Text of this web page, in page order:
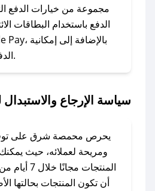
الرسائل الخاصة على تويتر
وسنقوم بحل
مراسلتنا مباشرة وسنعمل
للحصول على كوبونات
مجموعة من خيارات الدفع
الدفع باستخدام البطاقات
الدفع بالتقسيط الشهري.
سياسة الإرجاع
يحرص محمصة شرق على
ومريحة لعملائه، حيث
المنتجات
أن تكون المنتجات بحالتها